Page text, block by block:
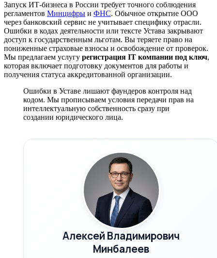
Запуск ИТ-бизнеса в России требует точного соблюдения
регламентов Минцифры и ФНС. Обычное открытие ООО
через банковский сервис не учитывает специфику отрасли.
Ошибки в кодах деятельности или тексте Устава закрывают
доступ к государственным льготам. Вы теряете право на
пониженные страховые взносы и освобождение от проверок.
Мы предлагаем услугу регистрация IT компании под ключ,
которая включает подготовку документов для работы и
получения статуса аккредитованной организации.
Ошибки в Уставе лишают фаундеров контроля над
кодом. Мы прописываем условия передачи прав на
интеллектуальную собственность сразу при
создании юридического лица.
Алексей Владимирович
Минбалеев